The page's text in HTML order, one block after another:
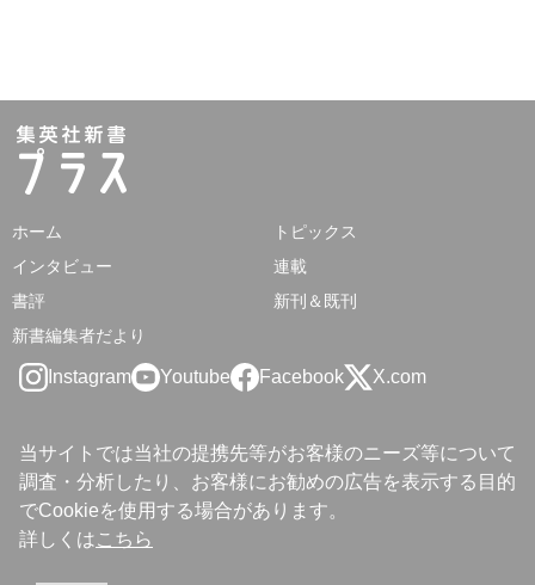
ホーム
トピックス
インタビュー
連載
書評
新刊＆既刊
新書編集者だより
Instagram Youtube Facebook X.com
当サイトでは当社の提携先等がお客様のニーズ等について
調査・分析したり、お客様にお勧めの広告を表示する目的
でCookieを使用する場合があります。
詳しくはこちら